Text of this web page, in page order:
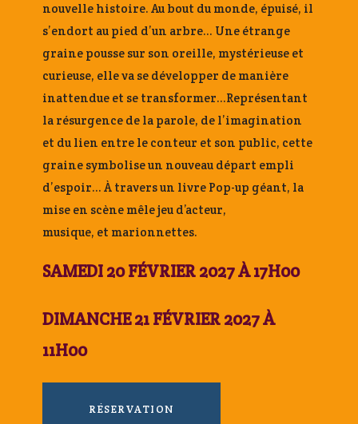
nouvelle histoire. Au bout du monde, épuisé, il
s’endort au pied d’un arbre… Une étrange
graine pousse sur son oreille, mystérieuse et
curieuse, elle va se développer de manière
inattendue et se transformer…Représentant
la résurgence de la parole, de l’imagination
et du lien entre le conteur et son public, cette
graine symbolise un nouveau départ empli
d’espoir… À travers un livre Pop-up géant, la
mise en scène mêle jeu d’acteur,
musique, et marionnettes.
SAMEDI 20 FÉVRIER 2027 À 17H00
DIMANCHE 21 FÉVRIER 2027 À
11H00
RÉSERVATION